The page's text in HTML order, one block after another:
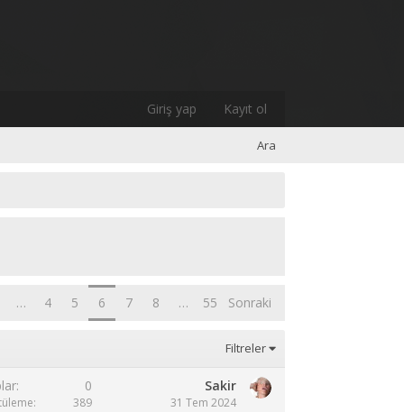
Giriş yap Kayıt ol
Ara
… 4 5 6 7 8 … 55 Sonraki
Filtreler
0
389
Sakir
31 Tem 2024